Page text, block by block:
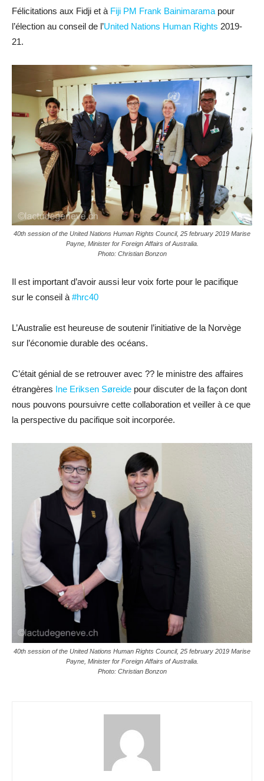
Félicitations aux Fidji et à Fiji PM Frank Bainimarama pour
l’élection au conseil de l’United Nations Human Rights 2019-
21.
40th session of the United Nations Human Rights Council, 25 february 2019 Marise
Payne, Minister for Foreign Affairs of Australia.
Photo: Christian Bonzon
Il est important d’avoir aussi leur voix forte pour le pacifique
sur le conseil à #hrc40
L’Australie est heureuse de soutenir l’initiative de la Norvège
sur l’économie durable des océans.
C’était génial de se retrouver avec ?? le ministre des affaires
étrangères Ine Eriksen Søreide pour discuter de la façon dont
nous pouvons poursuivre cette collaboration et veiller à ce que
la perspective du pacifique soit incorporée.
40th session of the United Nations Human Rights Council, 25 february 2019 Marise
Payne, Minister for Foreign Affairs of Australia.
Photo: Christian Bonzon